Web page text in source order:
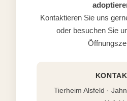
Kontaktieren Sie uns
oder besuchen Sie
Tierheim Alsfeld ·